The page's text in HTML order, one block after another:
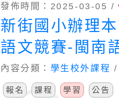
與個人化強弱
發佈時間：2025-03-05 /
新街國小辦理
語文競賽-閩南
推廣研習營
內容分類： 學生校外課程
報名 課程 學習 公告